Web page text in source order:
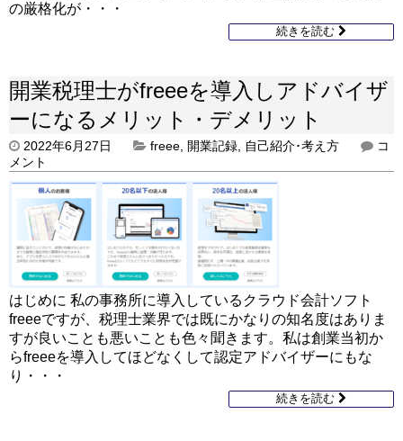
の厳格化が・・・
続きを読む
開業税理士がfreeeを導入しアドバイザ
ーになるメリット・デメリット
2022年6月27日 freee 開業記録 自己紹介･考え方
コ
メント
はじめに 私の事務所に導入しているクラウド会計ソフト
freeeですが、税理士業界では既にかなりの知名度はありま
すが良いことも悪いことも色々聞きます。私は創業当初か
らfreeeを導入してほどなくして認定アドバイザーにもな
り・・・
続きを読む